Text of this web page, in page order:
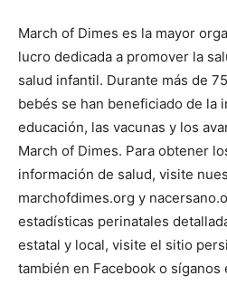
March of Dimes es la mayor
lucro dedicada a promover la
salud infantil. Durante más de
bebés se han beneficiado de la
educación, las vacunas y los
March of Dimes. Para obtener
información de salud, visite
marchofdimes.org y
estadísticas perinatales
estatal y local, visite el sitio
también en Facebook o síganos